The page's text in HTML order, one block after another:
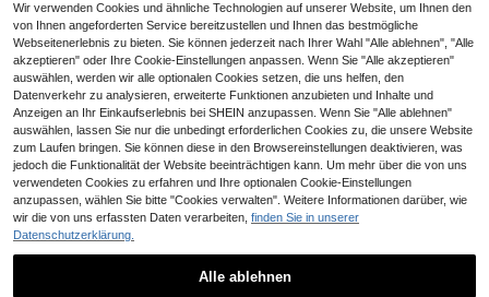
NEW Birch twigs 3 x 60 cm birch tassel birch branch sauna Wenik Banja sauna cessories Vitau-
5 übrig
27
4 übrig
102,68€
Schnellversand
Wir verwenden Cookies und ähnliche Technologien auf unserer Website, um Ihnen den
von Ihnen angeforderten Service bereitzustellen und Ihnen das bestmögliche
Webseitenerlebnis zu bieten. Sie können jederzeit nach Ihrer Wahl "Alle ablehnen", "Alle
akzeptieren" oder Ihre Cookie-Einstellungen anpassen. Wenn Sie "Alle akzeptieren"
auswählen, werden wir alle optionalen Cookies setzen, die uns helfen, den
Datenverkehr zu analysieren, erweiterte Funktionen anzubieten und Inhalte und
Anzeigen an Ihr Einkaufserlebnis bei SHEIN anzupassen. Wenn Sie "Alle ablehnen"
auswählen, lassen Sie nur die unbedingt erforderlichen Cookies zu, die unsere Website
zum Laufen bringen. Sie können diese in den Browsereinstellungen deaktivieren, was
jedoch die Funktionalität der Website beeinträchtigen kann. Um mehr über die von uns
verwendeten Cookies zu erfahren und Ihre optionalen Cookie-Einstellungen
anzupassen, wählen Sie bitte "Cookies verwalten". Weitere Informationen darüber, wie
wir die von uns erfassten Daten verarbeiten, finden Sie in unserer
Datenschutzerklärung.
Alle ablehnen